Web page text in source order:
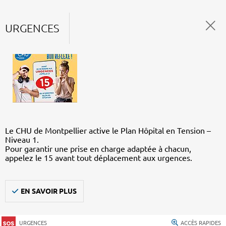
URGENCES
Le CHU de Montpellier active le Plan Hôpital en Tension –
Niveau 1.
Pour garantir une prise en charge adaptée à chacun,
appelez le 15 avant tout déplacement aux urgences.
EN SAVOIR PLUS
URGENCES ACCÈS RAPIDES